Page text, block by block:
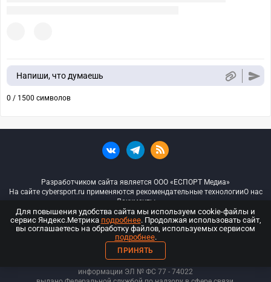
Напиши, что думаешь
0 / 1500 символов
Разработчиком сайта является ООО «ЕСПОРТ Медиа»
На сайте cybersport.ru применяются рекомендательные технологииО нас
Документы
© ООО «Киберспорт.ру» — Все права защищены
18+
ООО «Киберспорт.ру». Свидетельство о регистрации средств массовой
информации ЭЛ № ФС 77 - 74022
Для повышения удобства сайта мы используем cookie-файлы и
сервис Яндекс.Метрика подробнее. Продолжая использовать сайт,
вы соглашаетесь на обработку файлов, используемых сервисом
подробнее.
ПРИНЯТЬ